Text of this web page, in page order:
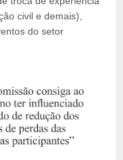
civil e demais),
do setor